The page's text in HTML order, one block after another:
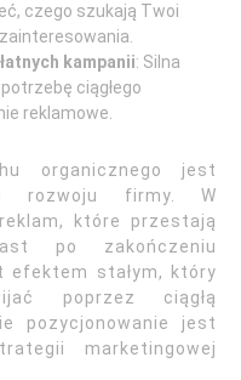
czego szukają Twoi
kampanii: Silna
ciągłego
reklamowe.
organicznego jest
rozwoju firmy. W
które przestają
po zakończeniu
efektem stałym, który
poprzez ciągłą
pozycjonowanie jest
marketingowej